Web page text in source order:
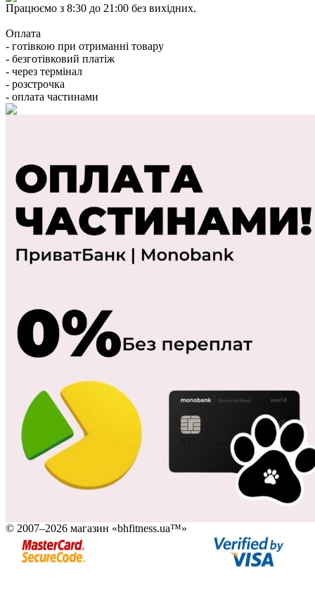
Працюємо з 8:30 до 21:00 без вихідних.
Оплата
- готівкою при отриманні товару
- безготівковий платіж
- через термінал
- розстрочка
- оплата частинами
© 2007–2026 магазин «bhfitness.ua™»